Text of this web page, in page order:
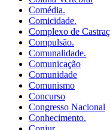
Comédia.
Comicidade.
Complexo de
Compulsão.
Comunalidade.
Comunicação
Comunidade
Comunismo
Concurso
Congresso Nacional
Conhecimento.